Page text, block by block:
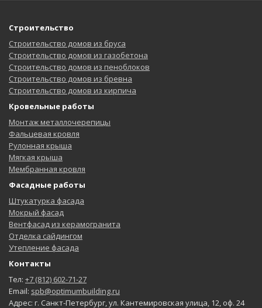
Строительство
Строительство домов из бруса
Строительство домов из газобетона
Строительство домов из пеноблоков
Строительство домов из бревна
Строительство домов из кирпича
Кровельные работы
Монтаж металлочерепицы
Фальцевая кровля
Рулонная крыша
Мягкая крыша
Мембранная кровля
Фасадные работы
Штукатурка фасада
Мокрый фасад
Вентфасад из керамогранита
Отделка сайдингом
Утепление фасада
Контакты
Тел: +7 (812) 602-71-27
Email: spb@optimumbuilding.ru
Адрес: г. Санкт-Петербург, ул. Кантемировская улица, 12, оф. 24